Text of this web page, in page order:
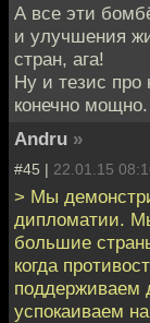
А все эти
и улучшения
стран, ага!
Ну и тезис
конечно мощно.
Andru »
#45 | 22.01.15
> Мы
дипломатии.
большие
когда
поддерживаем
успокаиваем